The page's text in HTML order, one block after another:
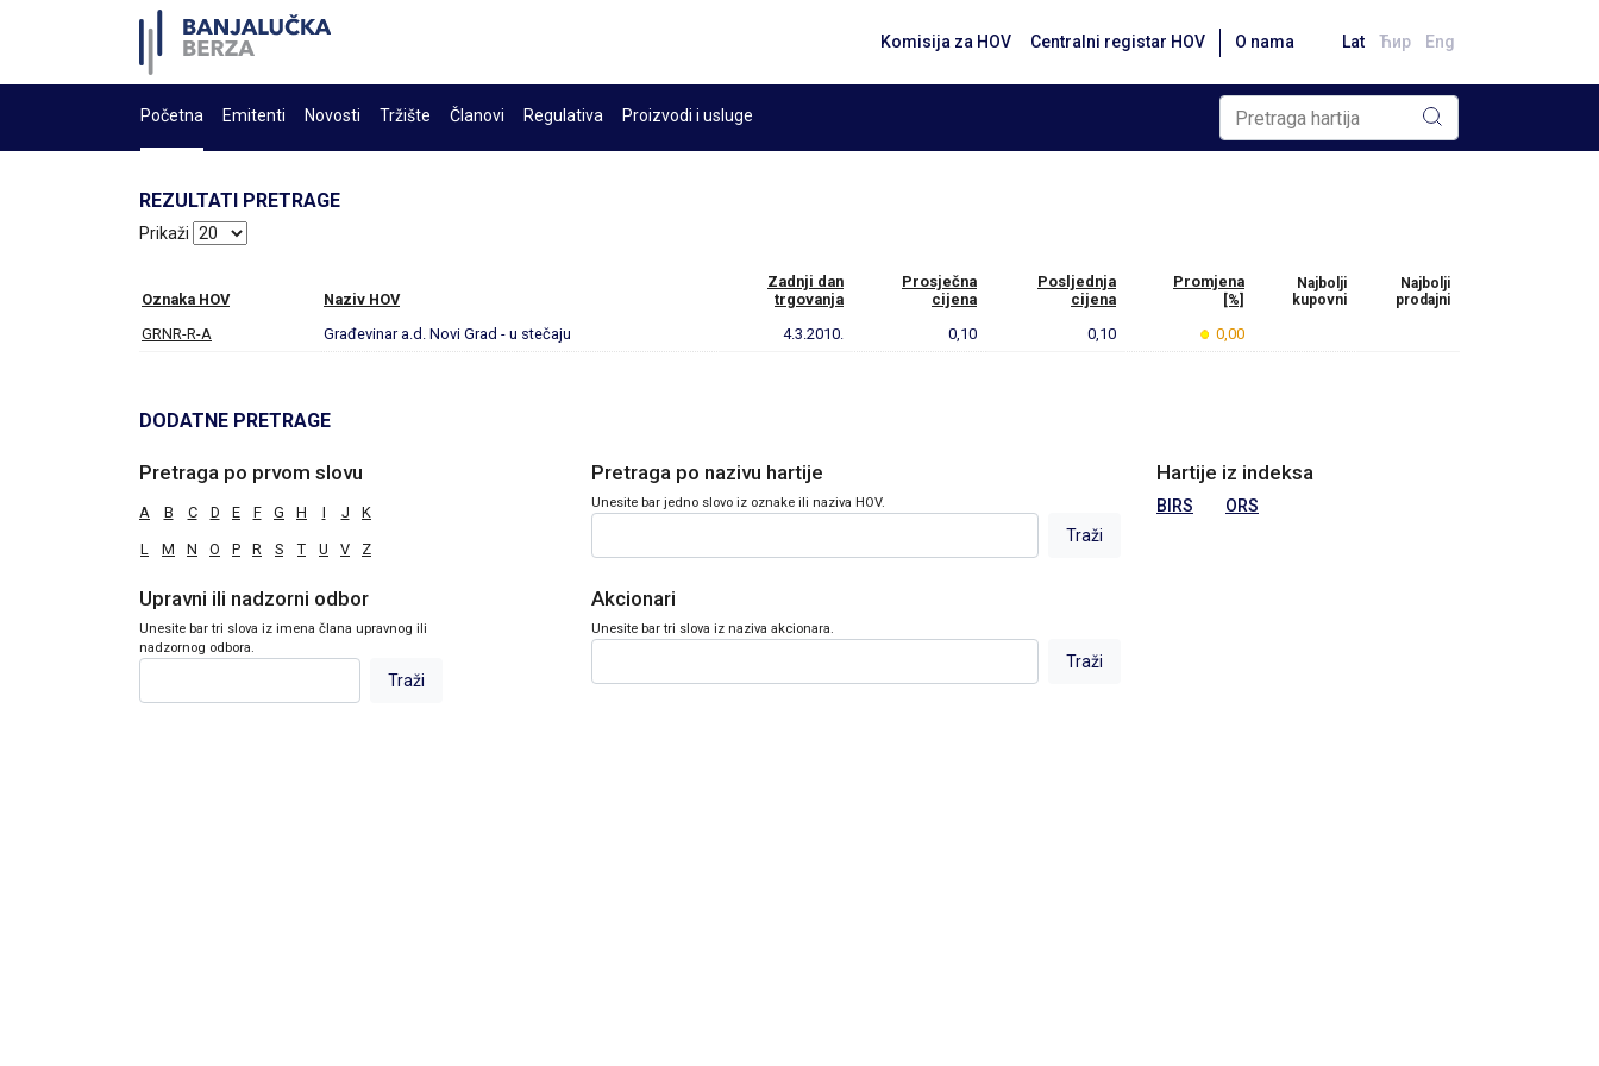
Komisija za HOV Centralni registar HOV O nama Lat Ћир Eng
Početna Emitenti Novosti Tržište Članovi Regulativa Proizvodi i usluge
REZULTATI PRETRAGE
Prikaži
Oznaka HOV Naziv HOV
Zadnji dan
trgovanja
Prosječna
cijena
Posljednja
cijena
Promjena
[%]
Najbolji
kupovni
Najbolji
prodajni
GRNR-R-A Građevinar a.d. Novi Grad - u stečaju 4.3.2010. 0,10 0,10 0,00
DODATNE PRETRAGE
Pretraga po prvom slovu
A B C D E F G H I J K
L M N O P R S T U V Z
Pretraga po nazivu hartije
Unesite bar jedno slovo iz oznake ili naziva HOV.
Hartije iz indeksa
BIRS ORS
Upravni ili nadzorni odbor
Unesite bar tri slova iz imena člana upravnog ili
nadzornog odbora.
Akcionari
Unesite bar tri slova iz naziva akcionara.